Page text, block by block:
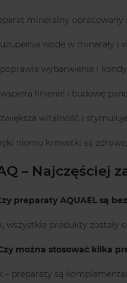
mineralny opracowany
uzupełnia wodę w minerały i
poprawia wybarwienie i
wspiera linienie i budowę
zwiększa witalność i
niemu krewetki są
– Najczęściej
preparaty AQUAEL są
wszystkie produkty zostały
można stosować kilka
– preparaty są